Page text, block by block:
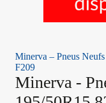
Minerva – Pneus
F209
Minerva -